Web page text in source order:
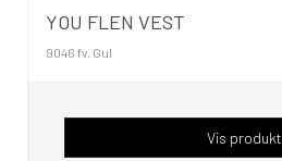
YOU FLEN VEST
9046 fv. Gul
Vis produkt